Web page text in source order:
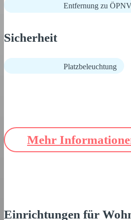
Entfernung zu
Sicherheit
Platzbeleuchtung
Mehr
Einrichtungen für